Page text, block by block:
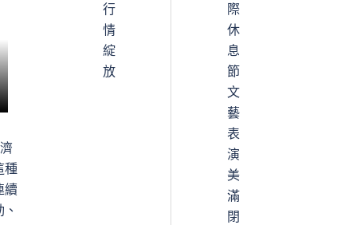
種
續
行
情
綻
放
際
休
息
節
文
藝
表
演
美
滿
閉